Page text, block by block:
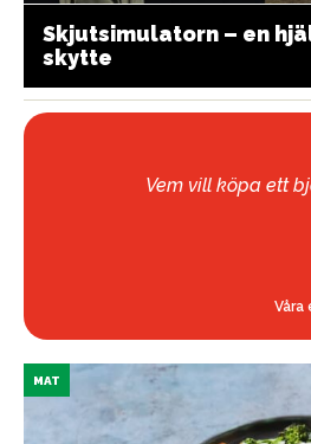
Skjutsimulatorn – en
skytte
Vem vill köpa ett
Våra
MAT